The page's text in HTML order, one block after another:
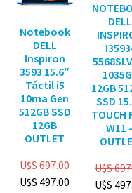
Notebook
DELL
Inspiron
3593 15.6″
Táctil i5
10ma Gen
512GB SSD
12GB
OUTLET
U$S697.00
U$S 497.00
DELL
12GB
SSD
TOUCH
W11
U$S
U$S